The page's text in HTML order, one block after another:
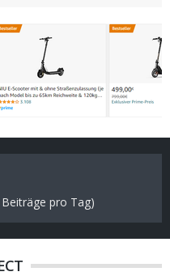
pro Tag)